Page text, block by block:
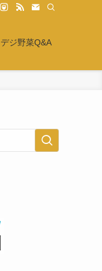
デジ野菜Q&A